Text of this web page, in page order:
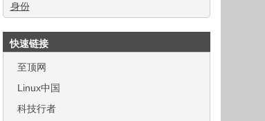
身份
快速链接
至顶网
Linux中国
科技行者